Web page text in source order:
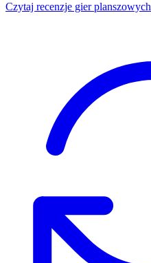
Czytaj recenzje gier planszowych